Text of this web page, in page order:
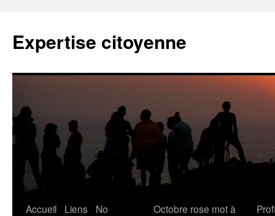
Expertise citoyenne
Accueil Liens
No
Octobre rose mot à